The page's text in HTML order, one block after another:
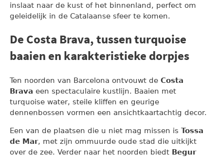
inslaat naar de kust of het binnenland, perfect om
geleidelijk in de Catalaanse sfeer te komen.
De Costa Brava, tussen turquoise
baaien en karakteristieke dorpjes
Ten noorden van Barcelona ontvouwt de Costa
Brava een spectaculaire kustlijn. Baaien met
turquoise water, steile kliffen en geurige
dennenbossen vormen een ansichtkaartachtig decor.
Een van de plaatsen die u niet mag missen is Tossa
de Mar, met zijn ommuurde oude stad die uitkijkt
over de zee. Verder naar het noorden biedt Begur